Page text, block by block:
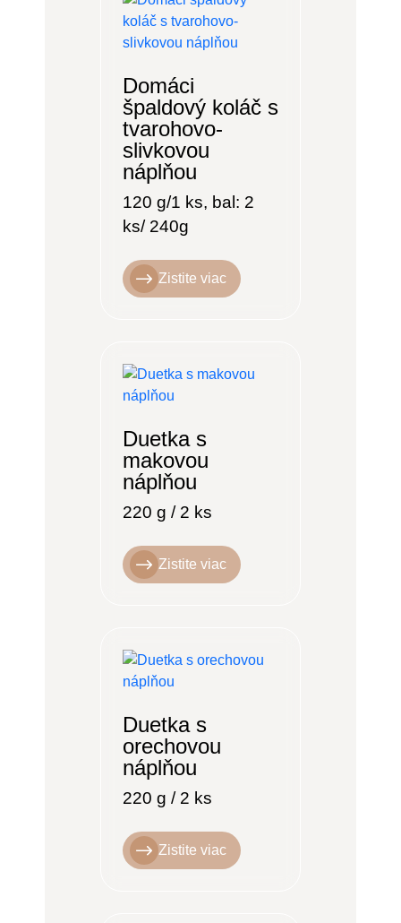
Domáci
špaldový koláč s
tvarohovo-
slivkovou
náplňou
120 g/1 ks, bal: 2
ks/ 240g
Zistite viac
Duetka s
makovou
náplňou
220 g / 2 ks
Zistite viac
Duetka s
orechovou
náplňou
220 g / 2 ks
Zistite viac